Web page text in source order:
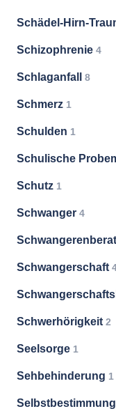
Schädel-Hirn-
Schizophrenie 4
Schlaganfall 8
Schmerz 1
Schulden 1
Schulische
Schutz 1
Schwanger 4
Schwangerschaft
Schwerhörigkeit 2
Seelsorge 1
Sehbehinderung 1
Selbstbestimmung